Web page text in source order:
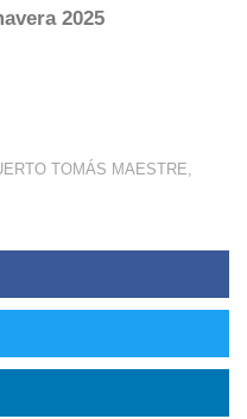
2025
TOMÁS MAESTRE,